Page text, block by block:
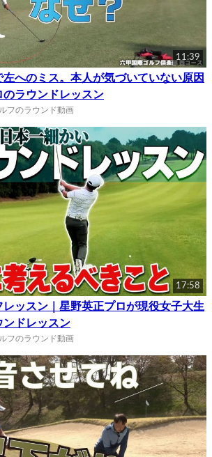
11:39
へのミス。本人が気づいていない原因
ラウンドレッスン
フのラウンド動画
17:58
レッスン｜星野英正プロが現役女子大生
ンドレッスン
フのラウンド動画